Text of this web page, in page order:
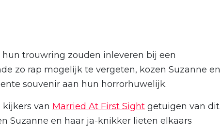
trouwring zouden inleveren bij een
zo rap mogelijk te vergeten, kozen Suzanne en
souvenir aan hun horrorhuwelijk.
van Married At First Sight getuigen van dit
Suzanne en haar ja-knikker lieten elkaars